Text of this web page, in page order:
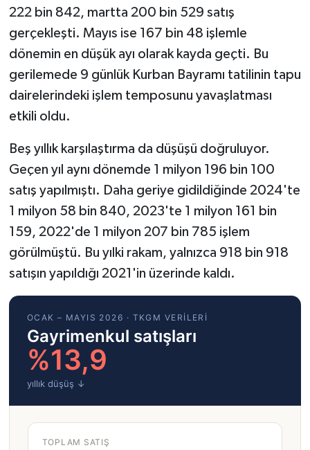
222 bin 842, martta 200 bin 529 satış
gerçekleşti. Mayıs ise 167 bin 48 işlemle
dönemin en düşük ayı olarak kayda geçti. Bu
gerilemede 9 günlük Kurban Bayramı tatilinin tapu
dairelerindeki işlem temposunu yavaşlatması
etkili oldu.
Beş yıllık karşılaştırma da düşüşü doğruluyor.
Geçen yıl aynı dönemde 1 milyon 196 bin 100
satış yapılmıştı. Daha geriye gidildiğinde 2024'te
1 milyon 58 bin 840, 2023'te 1 milyon 161 bin
159, 2022'de 1 milyon 207 bin 785 işlem
görülmüştü. Bu yılki rakam, yalnızca 918 bin 918
satışın yapıldığı 2021'in üzerinde kaldı.
OCAK – MAYIS 2026 · TKGM VERILERI
Gayrimenkul satışları
%13,9
yıllık düşüş ↓
TOPLAM SATIŞ